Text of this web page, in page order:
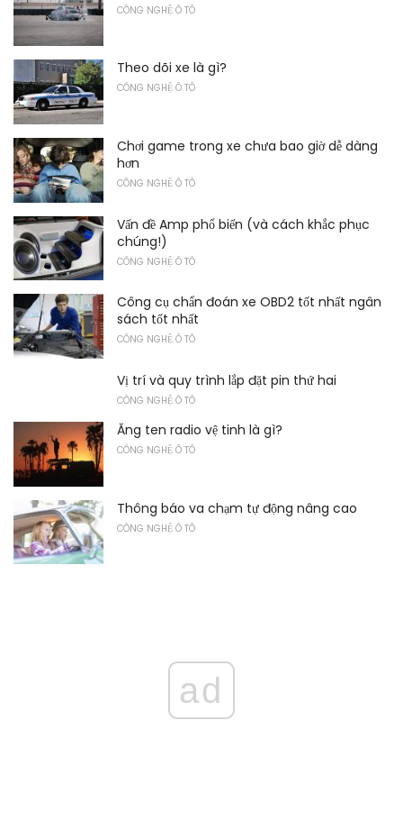
CÔNG NGHỆ Ô TÔ
Theo dõi xe là gì?
CÔNG NGHỆ Ô TÔ
Chơi game trong xe chưa bao giờ dễ dàng
hơn
CÔNG NGHỆ Ô TÔ
Vấn đề Amp phổ biến (và cách khắc phục
chúng!)
CÔNG NGHỆ Ô TÔ
Công cụ chẩn đoán xe OBD2 tốt nhất ngân
sách tốt nhất
CÔNG NGHỆ Ô TÔ
Vị trí và quy trình lắp đặt pin thứ hai
CÔNG NGHỆ Ô TÔ
Ăng ten radio vệ tinh là gì?
CÔNG NGHỆ Ô TÔ
Thông báo va chạm tự động nâng cao
CÔNG NGHỆ Ô TÔ
ad